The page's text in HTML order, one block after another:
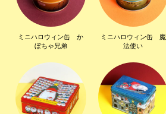
ミニハロウィン缶 か
ぼちゃ兄弟
ミニハロウィン缶 魔
法使い